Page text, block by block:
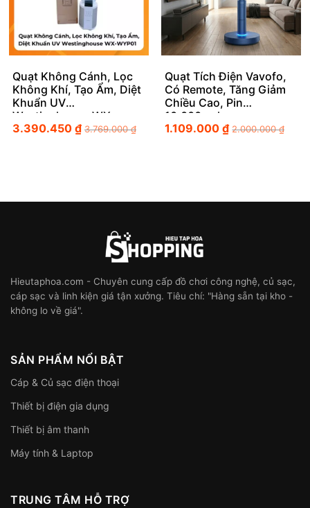
Quạt Không Cánh, Lọc
Không Khí, Tạo Ẩm, Diệt
Khuẩn UV
Westinghouse WX-
WYP01 (Mỹ)
3.390.450 ₫ 3.769.000₫
Quạt Tích Điện Vavofo,
Có Remote, Tăng Giảm
Chiều Cao, Pin
10.000mah
1.109.000₫ 2.000.000₫
Hieutaphoa.com - Chuyên cung cấp đồ chơi công nghệ, củ sạc,
cáp sạc và linh kiện giá tận xưởng. Tiêu chí: "Hàng sẵn tại kho -
không lo về giá".
SẢN PHẨM NỔI BẬT
Cáp & Củ sạc điện thoại
Thiết bị điện gia dụng
Thiết bị âm thanh
Máy tính & Laptop
TRUNG TÂM HỖ TRỢ